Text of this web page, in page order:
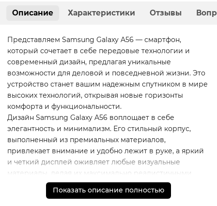
Описание Характеристики Отзывы
Представляем Samsung Galaxy A56 — смартфон,
который сочетает в себе передовые технологии и
современный дизайн, предлагая уникальные
возможности для деловой и повседневной жизни. Это
устройство станет вашим надежным спутником в мире
высоких технологий, открывая новые горизонты
комфорта и функциональности.
Дизайн Samsung Galaxy A56 воплощает в себе
элегантность и минимализм. Его стильный корпус,
выполненный из премиальных материалов,
привлекает внимание и удобно лежит в руке, а яркий
и четкий дисплей оживляет любые визуальные
материалы, делая их максимально реалистичными.
Выполненные с использованием инновационных
технологий, камеры Galaxy A56 позволят вам
Показать описание полностью